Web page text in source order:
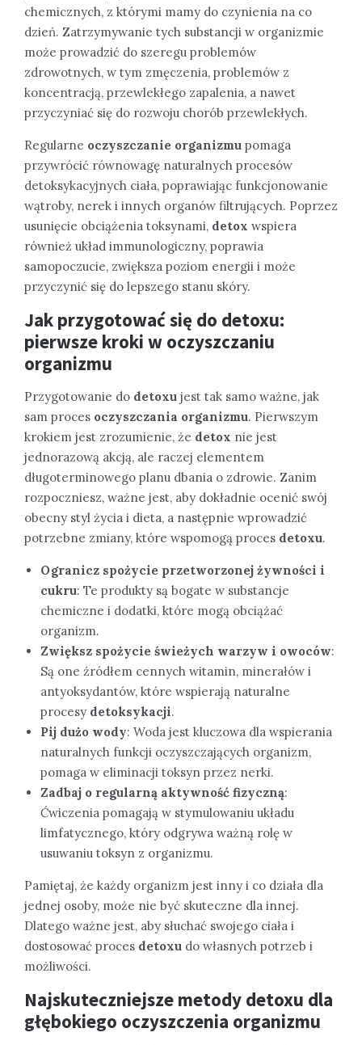
chemicznych, z którymi mamy do czynienia na co
dzień. Zatrzymywanie tych substancji w organizmie
może prowadzić do szeregu problemów
zdrowotnych, w tym zmęczenia, problemów z
koncentracją, przewlekłego zapalenia, a nawet
przyczyniać się do rozwoju chorób przewlekłych.
Regularne oczyszczanie organizmu pomaga
przywrócić równowagę naturalnych procesów
detoksykacyjnych ciała, poprawiając funkcjonowanie
wątroby, nerek i innych organów filtrujących. Poprzez
usunięcie obciążenia toksynami, detox wspiera
również układ immunologiczny, poprawia
samopoczucie, zwiększa poziom energii i może
przyczynić się do lepszego stanu skóry.
Jak przygotować się do detoxu:
pierwsze kroki w oczyszczaniu
organizmu
Przygotowanie do detoxu jest tak samo ważne, jak
sam proces oczyszczania organizmu. Pierwszym
krokiem jest zrozumienie, że detox nie jest
jednorazową akcją, ale raczej elementem
długoterminowego planu dbania o zdrowie. Zanim
rozpoczniesz, ważne jest, aby dokładnie ocenić swój
obecny styl życia i dieta, a następnie wprowadzić
potrzebne zmiany, które wspomogą proces detoxu.
Ogranicz spożycie przetworzonej żywności i
cukru: Te produkty są bogate w substancje
chemiczne i dodatki, które mogą obciążać
organizm.
Zwiększ spożycie świeżych warzyw i owoców:
Są one źródłem cennych witamin, minerałów i
antyoksydantów, które wspierają naturalne
procesy detoksykacji.
Pij dużo wody: Woda jest kluczowa dla wspierania
naturalnych funkcji oczyszczających organizm,
pomaga w eliminacji toksyn przez nerki.
Zadbaj o regularną aktywność fizyczną:
Ćwiczenia pomagają w stymulowaniu układu
limfatycznego, który odgrywa ważną rolę w
usuwaniu toksyn z organizmu.
Pamiętaj, że każdy organizm jest inny i co działa dla
jednej osoby, może nie być skuteczne dla innej.
Dlatego ważne jest, aby słuchać swojego ciała i
dostosować proces detoxu do własnych potrzeb i
możliwości.
Najskuteczniejsze metody detoxu dla
głębokiego oczyszczenia organizmu